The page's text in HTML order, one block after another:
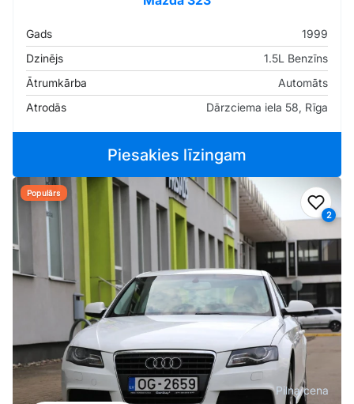
Gads
1999
Dzinējs
1.5L Benzīns
Ātrumkārba
Automāts
Atrodās
Dārzciema iela 58, Rīga
Piesakies līzingam
2
Populārs
Pilna cena